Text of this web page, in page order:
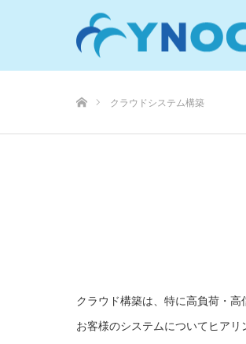
クラウドシステム構築
クラウド構築は、特に高負荷・高
お客様のシステムについてヒア